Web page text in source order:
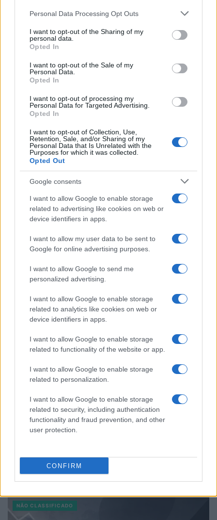
Please note that this website/app uses one or more Google
not limited to your visit or usage behaviour. You may click to
grant or deny consent to Google and its third-party tags to
use your data for below specified purposes in below Google
consent section.
Personal Data Processing Opt Outs
I want to opt-out of the Sharing of my
personal data.
Opted In
I want to opt-out of the Sale of my
Personal Data.
Opted In
I want to opt-out of processing my
Personal Data for Targeted Advertising.
Opted In
I want to opt-out of Collection, Use,
Retention, Sale, and/or Sharing of my
Personal Data that Is Unrelated with the
Purposes for which it was collected.
Opted Out
Google consents
I want to allow Google to enable storage
related to advertising like cookies on web or
device identifiers in apps.
I want to allow my user data to be sent to
Google for online advertising purposes.
I want to allow Google to send me
personalized advertising.
I want to allow Google to enable storage
related to analytics like cookies on web or
device identifiers in apps.
I want to allow Google to enable storage
related to functionality of the website or app.
I want to allow Google to enable storage
related to personalization.
I want to allow Google to enable storage
related to security, including authentication
functionality and fraud prevention, and other
user protection.
CONFIRM
Continue lendo
NÃO CLASSIFICADO
Redução histórica do desmatamento na Amazônia entre agosto
de 2026 e julho de 2026
Beatriz Almeida · 7 ago 2026
NÃO CLASSIFICADO
Brent cai 8.3% e arrasta petróleo e ouro para baixo
NÃO CLASSIFICADO